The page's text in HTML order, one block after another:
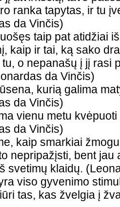
ranka tapytas, ir tu
da Vinčis)
taip pat atidžiai
kaip ir tai, ką sako
o nepanašų į jį rasi
da Vinčis)
kurią galima
da Vinčis)
vienu metu
da Vinčis)
kaip smarkiai
nepripažįsti, bent jau
svetimų klaidų.
viso gyvenimo
tas, kas žvelgia į